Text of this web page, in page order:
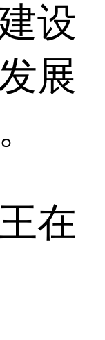
设
展
在